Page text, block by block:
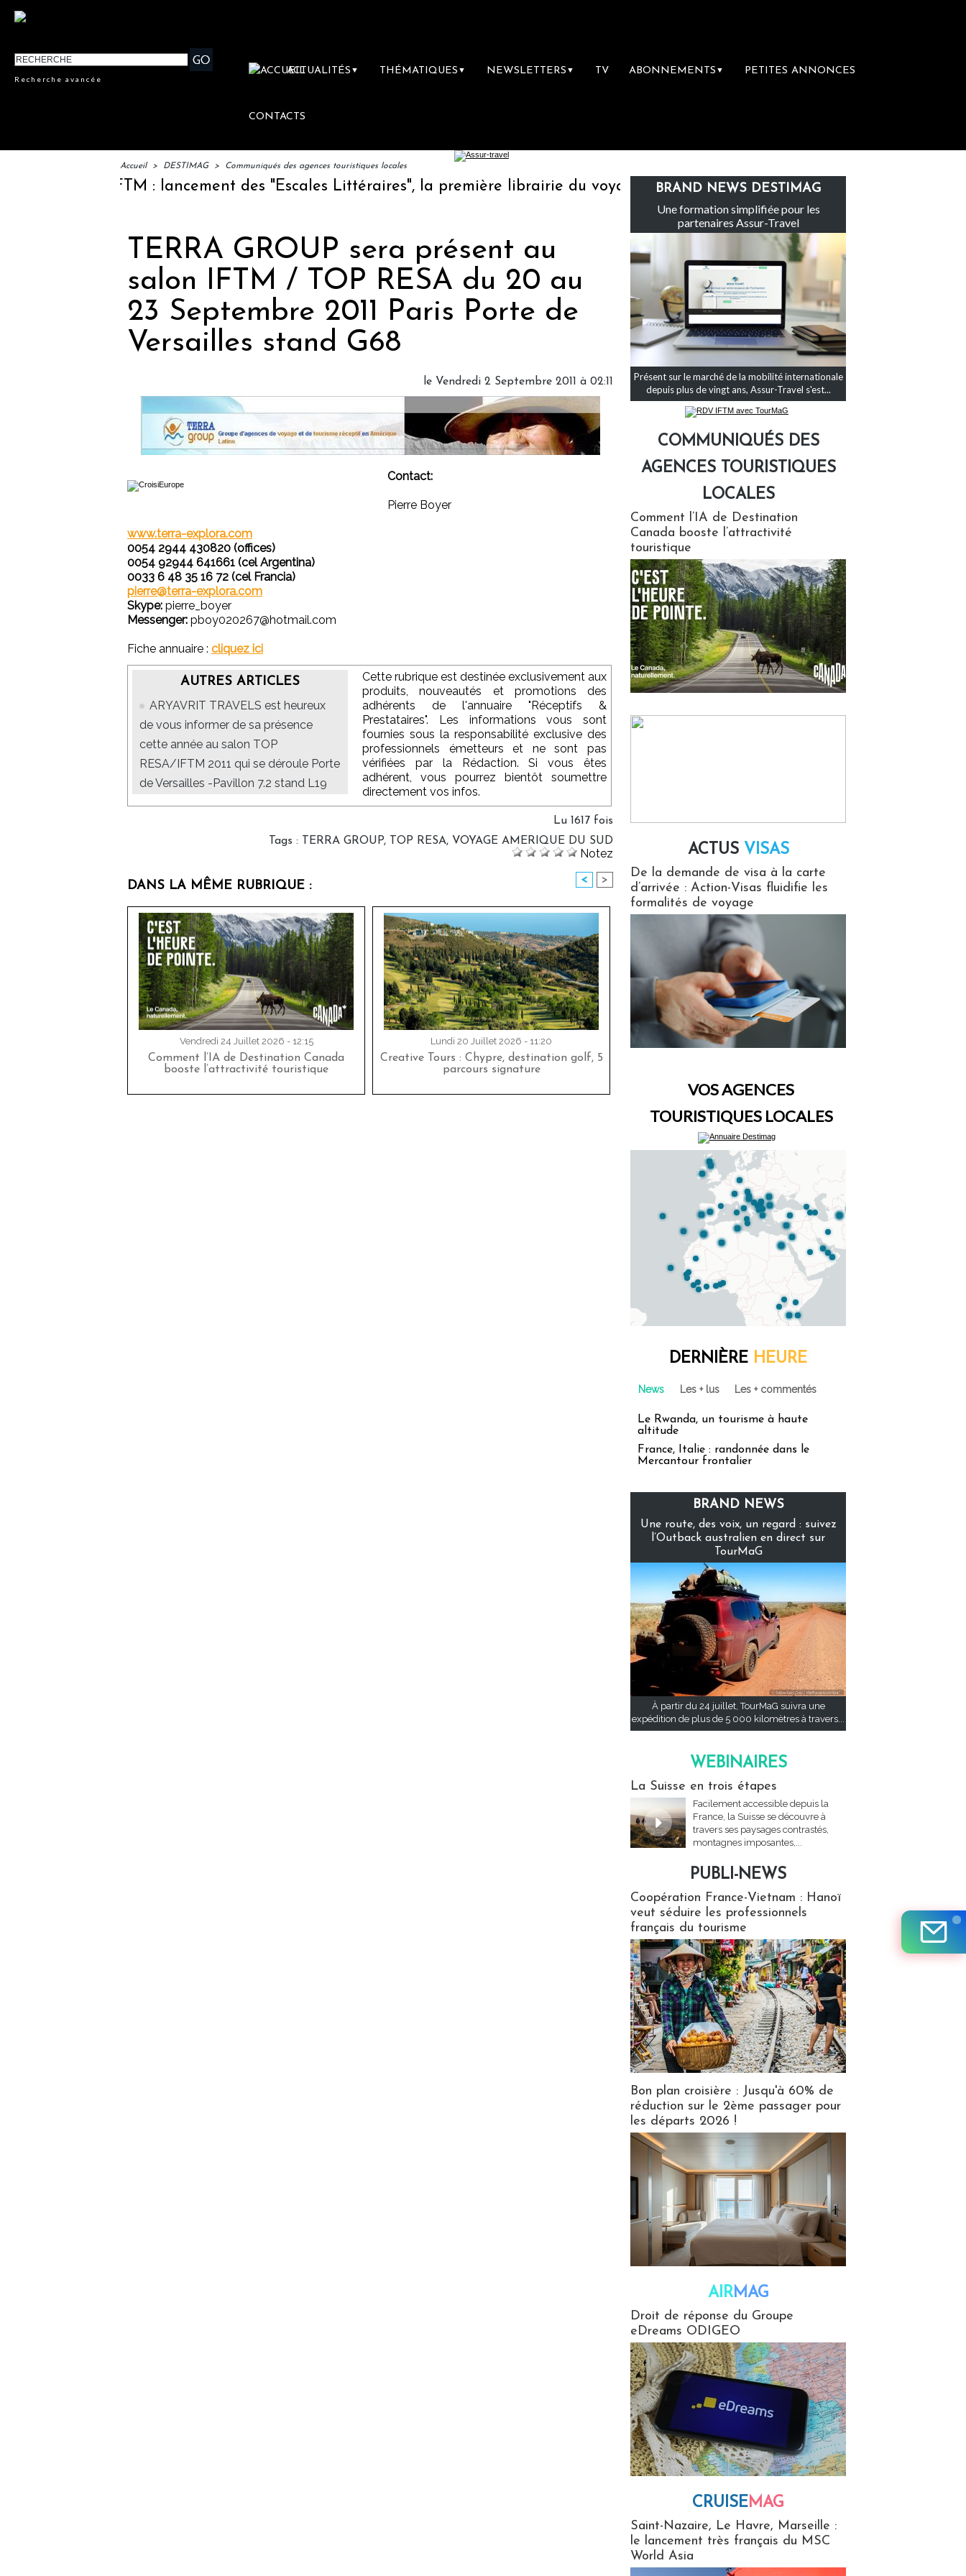
Recherche avancée
ACTUALITÉS ▼ THÉMATIQUES ▼ NEWSLETTERS ▼ TV ABONNEMENTS ▼ PETITES ANNONCES
CONTACTS
Accueil > DESTIMAG > Communiqués des agences touristiques locales
IFTM : lancement des "Escales Littéraires", la première librairie du voyage Le groupe Sainte-Claire rachète Eden Tour
TERRA GROUP sera présent au
salon IFTM / TOP RESA du 20 au
23 Septembre 2011 Paris Porte de
Versailles stand G68
le Vendredi 2 Septembre 2011 à 02:11
Contact:
Pierre Boyer
www.terra-explora.com
0054 2944 430820 (offices)
0054 92944 641661 (cel Argentina)
0033 6 48 35 16 72 (cel Francia)
pierre@terra-explora.com
Skype: pierre_boyer
Messenger: pboy020267@hotmail.com
Fiche annuaire : cliquez ici
AUTRES ARTICLES
ARYAVRIT TRAVELS est heureux
de vous informer de sa présence
cette année au salon TOP
RESA/IFTM 2011 qui se déroule Porte
de Versailles -Pavillon 7.2 stand L19
Cette rubrique est destinée exclusivement aux
produits, nouveautés et promotions des
adhérents de l'annuaire "Réceptifs &
Prestataires". Les informations vous sont
fournies sous la responsabilité exclusive des
professionnels émetteurs et ne sont pas
vérifiées par la Rédaction. Si vous êtes
adhérent, vous pourrez bientôt soumettre
directement vos infos.
Lu 1617 fois
Tags : TERRA GROUP, TOP RESA, VOYAGE AMERIQUE DU SUD
Notez
DANS LA MÊME RUBRIQUE : < >
Vendredi 24 Juillet 2026 - 12:15
Comment l’IA de Destination Canada
booste l’attractivité touristique
Lundi 20 Juillet 2026 - 11:20
Creative Tours : Chypre, destination golf, 5
parcours signature
BRAND NEWS DESTIMAG
Une formation simplifiée pour les
partenaires Assur-Travel
Présent sur le marché de la mobilité internationale
depuis plus de vingt ans, Assur-Travel s'est...
COMMUNIQUÉS DES
AGENCES TOURISTIQUES
LOCALES
Comment l’IA de Destination
Canada booste l’attractivité
touristique
ACTUS VISAS
De la demande de visa à la carte
d’arrivée : Action-Visas fluidifie les
formalités de voyage
VOS AGENCES
TOURISTIQUES LOCALES
DERNIÈRE HEURE
News Les + lus Les + commentés
Le Rwanda, un tourisme à haute
altitude
France, Italie : randonnée dans le
Mercantour frontalier
BRAND NEWS
Une route, des voix, un regard : suivez
l’Outback australien en direct sur
TourMaG
À partir du 24 juillet, TourMaG suivra une
expédition de plus de 5 000 kilomètres à travers...
WEBINAIRES
La Suisse en trois étapes
Facilement accessible depuis la
France, la Suisse se découvre à
travers ses paysages contrastés,
montagnes imposantes,...
PUBLI-NEWS
Coopération France-Vietnam : Hanoï
veut séduire les professionnels
français du tourisme
Bon plan croisière : Jusqu'à 60% de
réduction sur le 2ème passager pour
les départs 2026 !
AIRMAG
Droit de réponse du Groupe
eDreams ODIGEO
CRUISEMAG
Saint-Nazaire, Le Havre, Marseille :
le lancement très français du MSC
World Asia